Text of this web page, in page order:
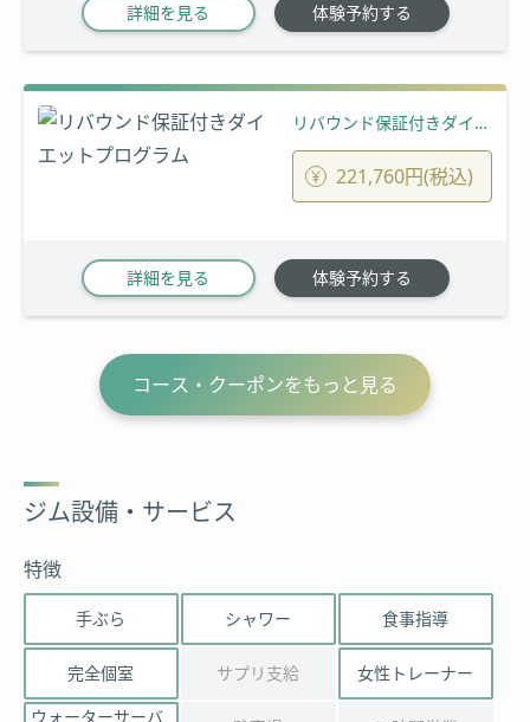
詳細を見る 体験予約する
リバウンド保証付きダイエットプログラム
221,760円(税込)
詳細を見る 体験予約する
コース・クーポンをもっと見る
ジム設備・サービス
特徴
手ぶら シャワー 食事指導
完全個室 サプリ支給
女性トレーナー
ウォーターサーバ